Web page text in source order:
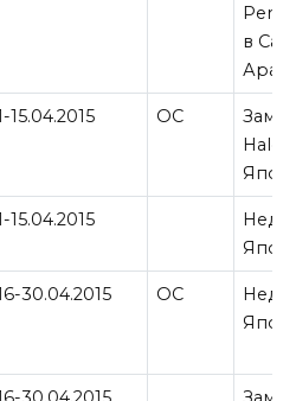
в
15.04.2015 ОС
Halo
15.04.2015
30.04.2015 ОС